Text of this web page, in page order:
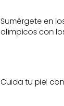
Sumérgete en
olímpicos con
Cuida tu piel